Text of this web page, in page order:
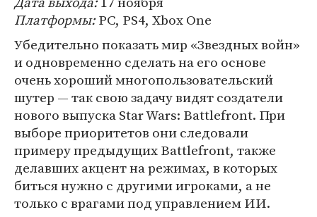
Платформы:PC, PS4, Xbox One
Убедительно показать мир «Звездных войн»
и одновременно сделать на его основе
очень хороший многопользовательский
шутер — так свою задачу видят создатели
нового выпуска Star Wars: Battlefront. При
выборе приоритетов они следовали
примеру предыдущих Battlefront, также
делавших акцент на режимах, в которых
биться нужно с другими игроками, а не
только с врагами под управлением ИИ.